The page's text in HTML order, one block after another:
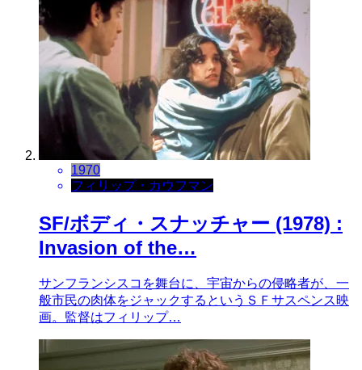
1970
フィリップ・カウフマン
SF/ボディ・スナッチャー (1978) :
Invasion of the…
サンフランシスコを舞台に、宇宙からの侵略者が、一
般市民の肉体をジャックするというＳＦサスペンス映
画。監督はフィリップ…